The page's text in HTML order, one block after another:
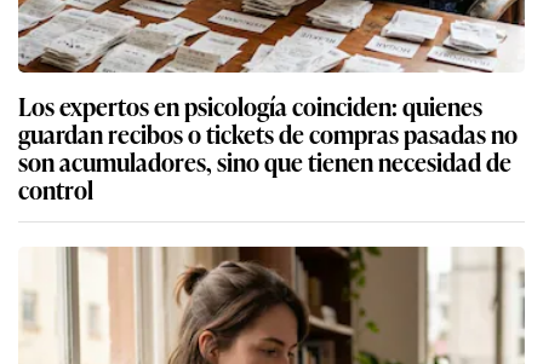
Los expertos en psicología coinciden: quienes
guardan recibos o tickets de compras pasadas no
son acumuladores, sino que tienen necesidad de
control